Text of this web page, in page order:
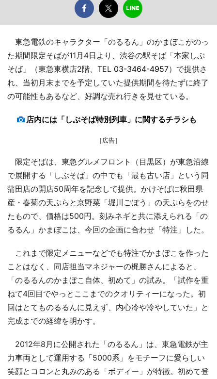
東急電鉄のキャラクター「のるるん」のかまぼこがのっ
た期間限定そばが11月4日より、渋谷の駅そば「本家しぶ
そば」（東急東横店2階、TEL 03-3464-4957）で提供さ
れ、当初月末までを予定していた提供期間を待たずに終了
の可能性もあるなど、好調な売れ行きを見せている。
店内には「しぶそば特別列車」に関するチラシも
［広告］
限定そばは、東急グルメフロント（目黒区）が東急沿線
で展開する「しぶそば」の中でも「最も古い店」という同
蒲田店の開店50周年を記念して提供。かけそばに秋田県
産・春菊の天ぷらと京野菜「堀川ごぼう」の天ぷらをのせ
たもので、価格は500円。刻みネギと共に添えられる「の
るるん」かまぼこは、今回の企画に合わせ「特注」した。
これまで限定メニューなどでも特注でかまぼこを作った
ことはなく、同店担当マネジャーの梶勝さんによると、
「のるるんのかまぼこ自体、初めて」の試み。「試作を重
ねて4回目でやっとここまでのクオリティーになった。初
回はとてものるるんに見えず、内心冷や冷やしていた」と
完成までの経緯を明かす。
2012年8月に公開された「のるるん」は、東急電鉄が主
力車両として運用する「5000系」をモチーフに愛らしい
笑顔とコロンと丸みのある「ボディー」が特徴。初めて登